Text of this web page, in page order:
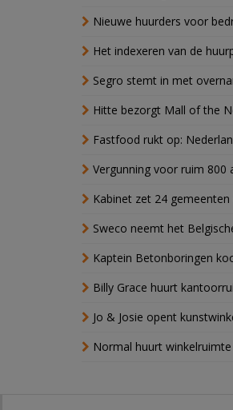
Nieuwe huurders voor
Het indexeren van de
Segro stemt in met
Hitte bezorgt Mall of the
Fastfood rukt op:
Vergunning voor ruim
Kabinet zet 24
Sweco neemt het
Kaptein Betonboringen
Billy Grace huurt
Jo & Josie opent
Normal huurt